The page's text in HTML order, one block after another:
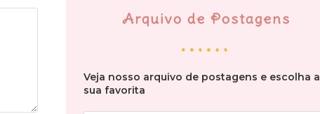
Arquivo de Postagens
Veja nosso arquivo de postagens e escolha a
sua favorita